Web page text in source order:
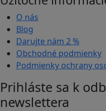
O nás
Blog
Darujte nám 2 %
Obchodné podmienky
Podmienky ochrany
Prihláste sa k
newslettera